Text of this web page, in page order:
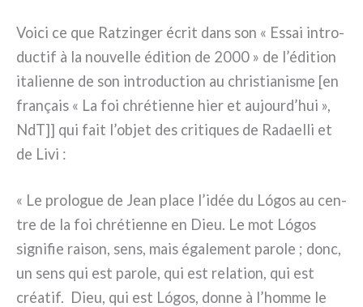
Voici ce que Ratzinger écrit dans son « Essai intro­
duc­tif à la nou­vel­le édi­tion de 2000 » de l’édition
ita­lien­ne de son intro­duc­tion au chri­stia­ni­sme [en
fra­nçais « La foi chré­tien­ne hier et aujourd’hui »,
NdT]] qui fait l’objet des cri­ti­ques de Radaelli et
de Livi :
« Le pro­lo­gue de Jean pla­ce l’idée du Lógos au cen­
tre de la foi chré­tien­ne en Dieu. Le mot Lógos
signi­fie rai­son, sens, mais éga­le­ment paro­le ; donc,
un sens qui est paro­le, qui est rela­tion, qui est
créa­tif. Dieu, qui est Lógos, don­ne à l’homme le